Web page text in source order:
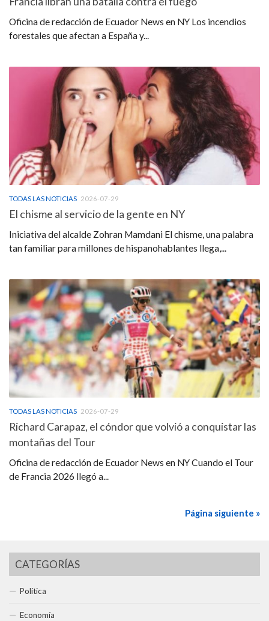
Oficina de redacción de Ecuador News en NY Los incendios
forestales que afectan a España y...
TODAS LAS NOTICIAS 2026-07-29
El chisme al servicio de la gente en NY
Iniciativa del alcalde Zohran Mamdani El chisme, una palabra
tan familiar para millones de hispanohablantes llega,...
TODAS LAS NOTICIAS 2026-07-29
Richard Carapaz, el cóndor que volvió a conquistar las
montañas del Tour
Oficina de redacción de Ecuador News en NY Cuando el Tour
de Francia 2026 llegó a...
Página siguiente »
CATEGORÍAS
Política
Economía